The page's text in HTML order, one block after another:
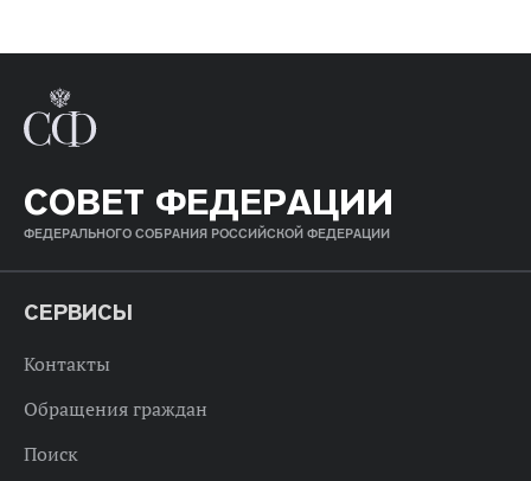
СОВЕТ ФЕДЕРАЦИИ
ФЕДЕРАЛЬНОГО СОБРАНИЯ РОССИЙСКОЙ ФЕДЕРАЦИИ
СЕРВИСЫ
Контакты
Обращения граждан
Поиск